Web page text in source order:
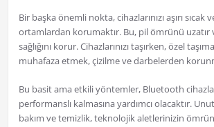
Bir başka önemli nokta, cihazlarınızı aşırı sıcak
ortamlardan korumaktır. Bu, pil ömrünü uzatır
sağlığını korur. Cihazlarınızı taşırken, özel
muhafaza etmek, çizilme ve darbelerden
Bu basit ama etkili yöntemler, Bluetooth
performanslı kalmasına yardımcı olacaktır.
bakım ve temizlik, teknolojik aletlerinizin